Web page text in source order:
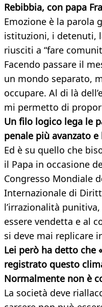
Rebibbia, con papa
Emozione è la parola
istituzioni, i detenuti,
riusciti a “fare
Facendo passare il
un mondo separato,
occupare. Al di là
mi permetto di
Un filo logico lega le
penale più avanzato
Ed è su quello che
il Papa in occasione
Congresso Mondiale
Internazionale di
l’irrazionalità
essere vendetta e al
si deve mai replicare
Lei però ha detto che
registrato questo
Normalmente non è
La società deve